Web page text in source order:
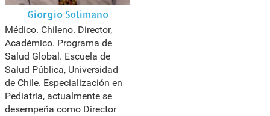
Giorgio Solimano
Médico. Chileno. Director,
Académico. Programa de
Salud Global. Escuela de
Salud Pública, Universidad
de Chile. Especialización en
Pediatría, actualmente se
desempeña como Director